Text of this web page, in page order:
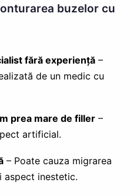
buzelor cu
fără experiență–
de un medic cu
prea mare de filler–
artificial.
– Poate cauza migrarea
aspect inestetic.